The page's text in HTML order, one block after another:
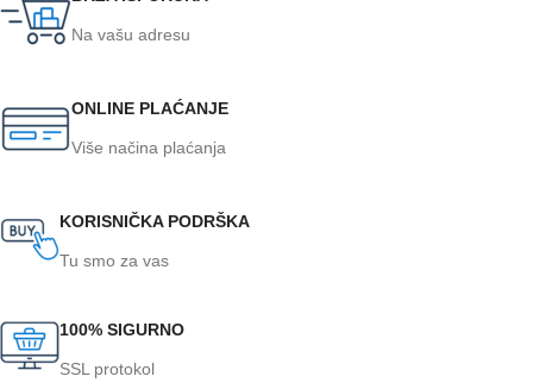
Na vašu adresu
ONLINE PLAĆANJE
Više načina plaćanja
KORISNIČKA PODRŠKA
Tu smo za vas
100% SIGURNO
SSL protokol